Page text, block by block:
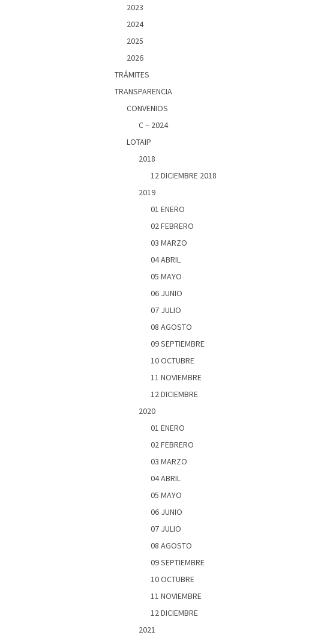
2023
2024
2025
2026
TRÁMITES
TRANSPARENCIA
CONVENIOS
C – 2024
LOTAIP
2018
12 DICIEMBRE 2018
2019
01 ENERO
02 FEBRERO
03 MARZO
04 ABRIL
05 MAYO
06 JUNIO
07 JULIO
08 AGOSTO
09 SEPTIEMBRE
10 OCTUBRE
11 NOVIEMBRE
12 DICIEMBRE
2020
01 ENERO
02 FEBRERO
03 MARZO
04 ABRIL
05 MAYO
06 JUNIO
07 JULIO
08 AGOSTO
09 SEPTIEMBRE
10 OCTUBRE
11 NOVIEMBRE
12 DICIEMBRE
2021